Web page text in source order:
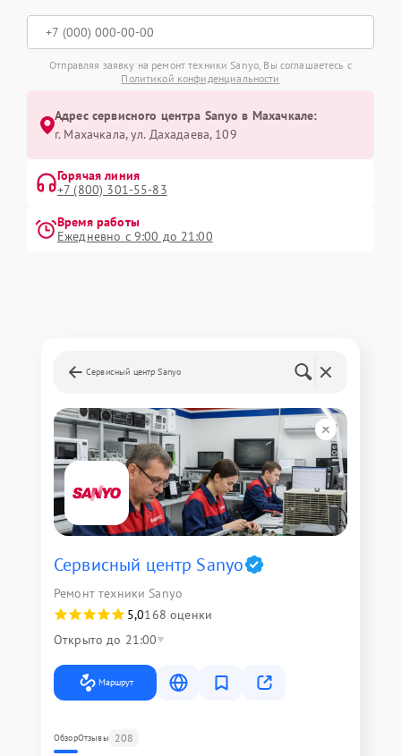
Отправляя заявку на ремонт техники Sanyo, Вы соглашаетесь с
Политикой конфиденциальности
Адрес сервисного центра Sanyo в Махачкале:
г. Махачкала, ул. Дахадаева, 109
Горячая линия
+7 (800) 301-55-83
Время работы
Ежедневно с 9:00 до 21:00
Сервисный центр Sanyo
Сервисный центр Sanyo
Ремонт техники Sanyo
5,0168 оценки
Открыто до 21:00
Маршрут
ОбзорОтзывы 208